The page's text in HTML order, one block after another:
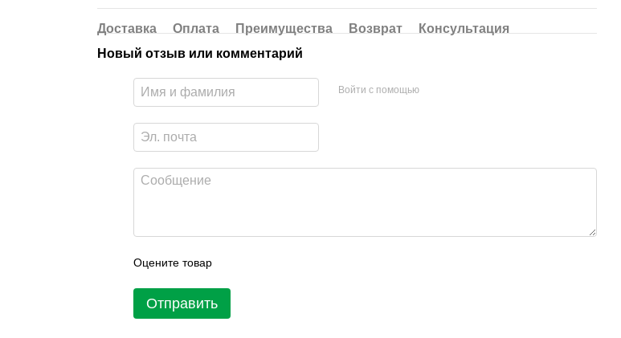
Доставка Оплата Преимущества Возврат
Консультация
Новый отзыв или комментарий
Войти с помощью
Оцените товар
Отправить